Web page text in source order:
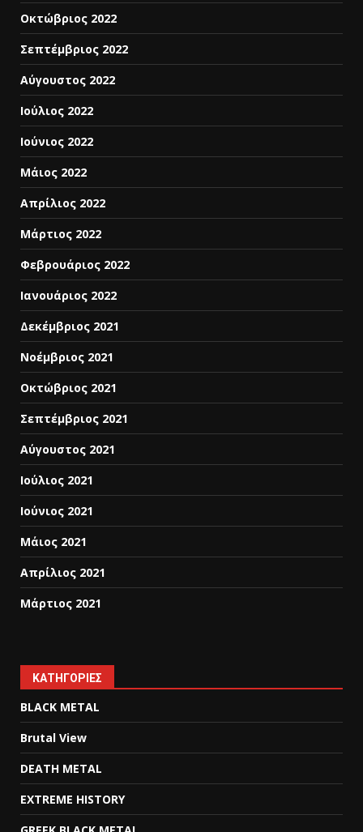
Οκτώβριος 2022
Σεπτέμβριος 2022
Αύγουστος 2022
Ιούλιος 2022
Ιούνιος 2022
Μάιος 2022
Απρίλιος 2022
Μάρτιος 2022
Φεβρουάριος 2022
Ιανουάριος 2022
Δεκέμβριος 2021
Νοέμβριος 2021
Οκτώβριος 2021
Σεπτέμβριος 2021
Αύγουστος 2021
Ιούλιος 2021
Ιούνιος 2021
Μάιος 2021
Απρίλιος 2021
Μάρτιος 2021
KΑΤΗΓΟΡΊΕΣ
BLACK METAL
Brutal View
DEATH METAL
EXTREME HISTORY